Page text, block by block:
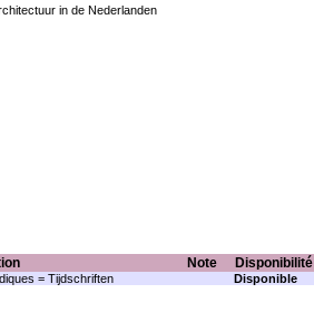
in de Nederlanden
Note Disponibilité
= Tijdschriften Disponible